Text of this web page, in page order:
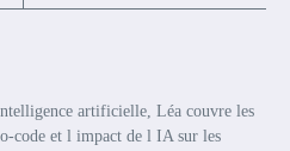
artificielle, Léa couvre les
code et l impact de l IA sur les